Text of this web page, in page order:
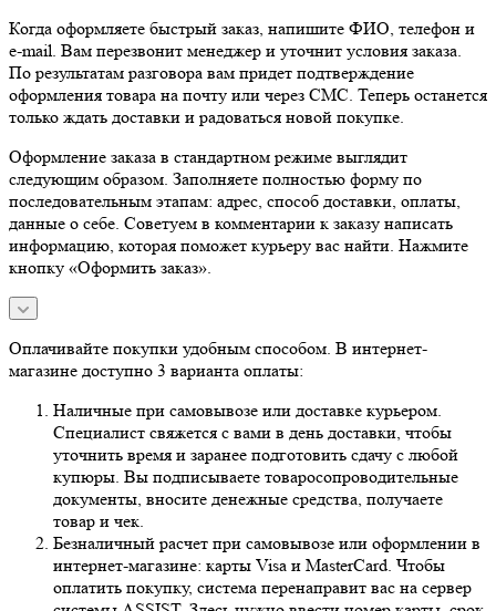
Когда оформляете быстрый заказ, напишите ФИО, телефон и
e-mail. Вам перезвонит менеджер и уточнит условия заказа.
По результатам разговора вам придет подтверждение
оформления товара на почту или через СМС. Теперь останется
только ждать доставки и радоваться новой покупке.
Оформление заказа в стандартном режиме выглядит
следующим образом. Заполняете полностью форму по
последовательным этапам: адрес, способ доставки, оплаты,
данные о себе. Советуем в комментарии к заказу написать
информацию, которая поможет курьеру вас найти. Нажмите
кнопку «Оформить заказ».
Оплачивайте покупки удобным способом. В интернет-
магазине доступно 3 варианта оплаты:
Наличные при самовывозе или доставке курьером.
Специалист свяжется с вами в день доставки, чтобы
уточнить время и заранее подготовить сдачу с любой
купюры. Вы подписываете товаросопроводительные
документы, вносите денежные средства, получаете
товар и чек.
Безналичный расчет при самовывозе или оформлении в
интернет-магазине: карты Visa и MasterCard. Чтобы
оплатить покупку, система перенаправит вас на сервер